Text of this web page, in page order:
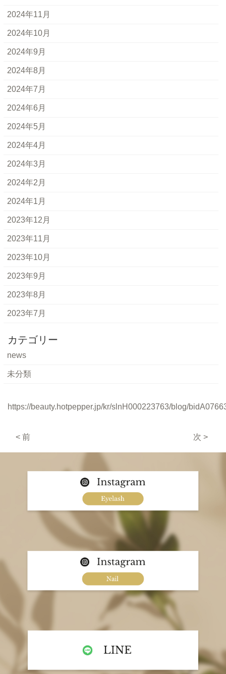
2024年11月
2024年10月
2024年9月
2024年8月
2024年7月
2024年6月
2024年5月
2024年4月
2024年3月
2024年2月
2024年1月
2023年12月
2023年11月
2023年10月
2023年9月
2023年8月
2023年7月
カテゴリー
news
未分類
https://beauty.hotpepper.jp/kr/slnH000223763/blog/
< 前 次 >